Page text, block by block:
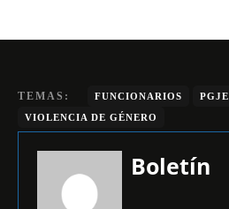
TEMAS: FUNCIONARIOS
PGJE
VIOLENCIA DE GÉNERO
Boletín